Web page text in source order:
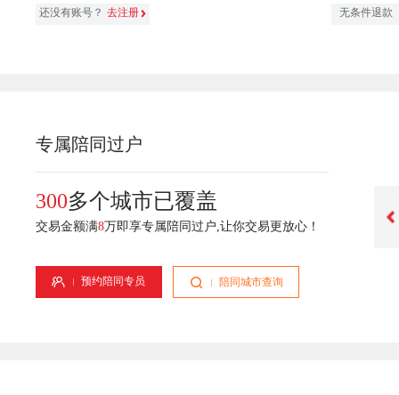
还没有账号？ 去注册 无条件退款
专属陪同过户
300多个城市已覆盖
交易金额满8万即享专属陪同过户,让你交易更放心！
预约陪同专员 陪同城市查询
专属顾问-2年从业经验 专属顾问-4年从业经验